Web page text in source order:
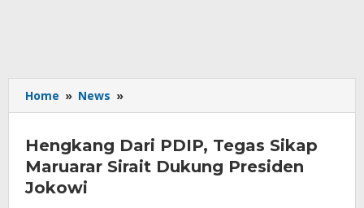
Home » News »
Dari
Tegas
Sikap
Hengkang Dari PDIP, Tegas Sikap
Maruarar Sirait Dukung Presiden
Jokowi